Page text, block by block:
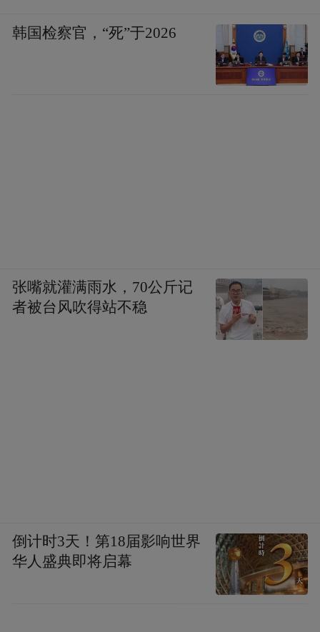
韩国检察官，“死”于2026
张嘴就灌满雨水，70公斤记
者被台风吹得站不稳
倒计时3天！第18届影响世界
华人盛典即将启幕